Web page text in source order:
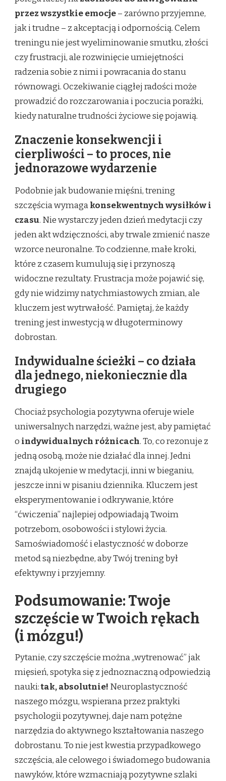
przez wszystkie emocje– zarówno przyjemne,
jak i trudne – z akceptacją i odpornością. Celem
treningu nie jest wyeliminowanie smutku, złości
czy frustracji, ale rozwinięcie umiejętności
radzenia sobie z nimi i powracania do stanu
równowagi. Oczekiwanie ciągłej radości może
prowadzić do rozczarowania i poczucia porażki,
kiedy naturalne trudności życiowe się pojawią.
Znaczenie konsekwencji i
cierpliwości – to proces, nie
jednorazowe wydarzenie
Podobnie jak budowanie mięśni, trening
szczęścia wymagakonsekwentnych wysiłków i
czasu. Nie wystarczy jeden dzień medytacji czy
jeden akt wdzięczności, aby trwale zmienić nasze
wzorce neuronalne. To codzienne, małe kroki,
które z czasem kumulują się i przynoszą
widoczne rezultaty. Frustracja może pojawić się,
gdy nie widzimy natychmiastowych zmian, ale
kluczem jest wytrwałość. Pamiętaj, że każdy
trening jest inwestycją w długoterminowy
dobrostan.
Indywidualne ścieżki – co działa
dla jednego, niekoniecznie dla
drugiego
Chociaż psychologia pozytywna oferuje wiele
uniwersalnych narzędzi, ważne jest, aby pamiętać
o indywidualnych różnicach. To, co rezonuje z
jedną osobą, może nie działać dla innej. Jedni
znajdą ukojenie w medytacji, inni w bieganiu,
jeszcze inni w pisaniu dziennika. Kluczem jest
eksperymentowanie i odkrywanie, które
“ćwiczenia” najlepiej odpowiadają Twoim
potrzebom, osobowości i stylowi życia.
Samoświadomość i elastyczność w doborze
metod są niezbędne, aby Twój trening był
efektywny i przyjemny.
Podsumowanie: Twoje
szczęście w Twoich rękach
(i mózgu!)
Pytanie, czy szczęście można „wytrenować” jak
mięsień, spotyka się z jednoznaczną odpowiedzią
nauki:tak, absolutnie! Neuroplastyczność
naszego mózgu, wspierana przez praktyki
psychologii pozytywnej, daje nam potężne
narzędzia do aktywnego kształtowania naszego
dobrostanu. To nie jest kwestia przypadkowego
szczęścia, ale celowego i świadomego budowania
nawyków, które wzmacniają pozytywne szlaki